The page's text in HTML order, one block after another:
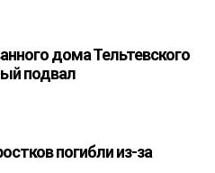
дома Тельтевского
подвал
погибли из-за